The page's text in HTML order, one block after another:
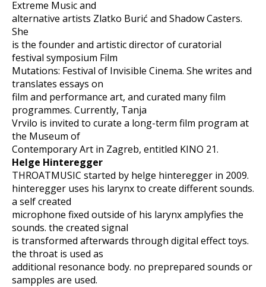
Extreme Music and
alternative artists Zlatko Burić and Shadow Casters.
She
is the founder and artistic director of curatorial
festival symposium Film
Mutations: Festival of Invisible Cinema. She writes and
translates essays on
film and performance art, and curated many film
programmes. Currently, Tanja
Vrvilo is invited to curate a long-term film program at
the Museum of
Contemporary Art in Zagreb, entitled KINO 21.
Helge Hinteregger
THROATMUSIC started by helge hinteregger in 2009.
hinteregger uses his larynx to create different sounds.
a self created
microphone fixed outside of his larynx amplyfies the
sounds. the created signal
is transformed afterwards through digital effect toys.
the throat is used as
additional resonance body. no preprepared sounds or
sampples are used.